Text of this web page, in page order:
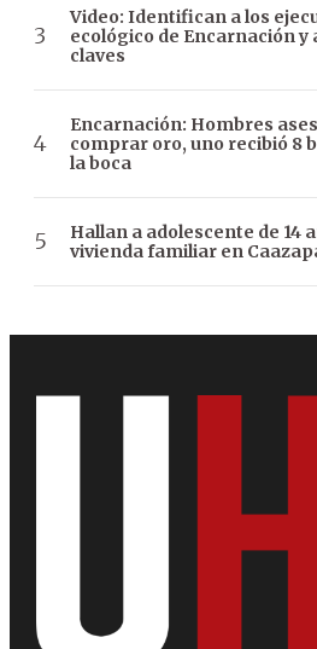
Video: Identifican a los
ecológico de Encarnación
claves
Encarnación: Hombres
comprar oro, uno recibió 8
la boca
Hallan a adolescente de 14
vivienda familiar en